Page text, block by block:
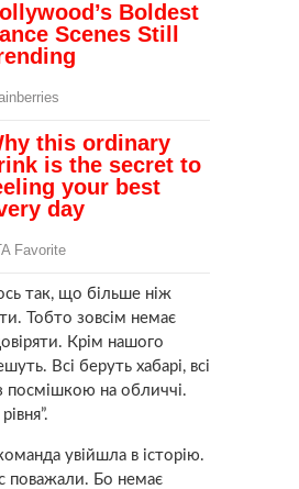
так, що більше ніж
Тобто зовсім немає
Крім нашого
Всі беруть хабарі, всі
посмішкою на обличчі.
увійшла в історію.
поважали. Бо немає